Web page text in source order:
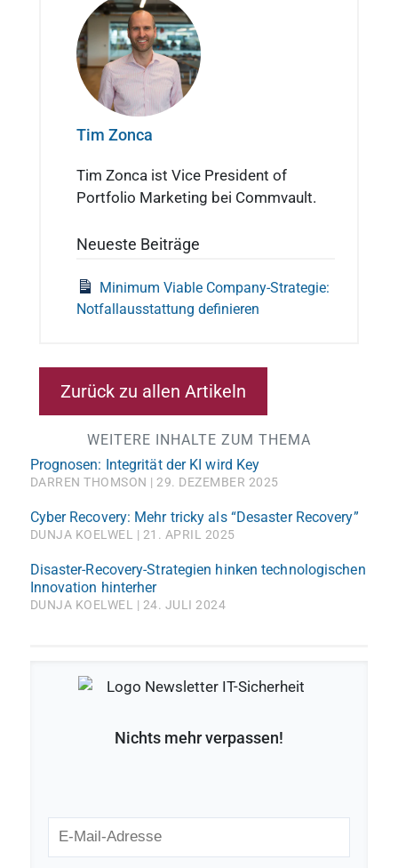
Tim Zonca
Tim Zonca ist Vice President of
Portfolio Marketing bei Commvault.
Neueste Beiträge
Minimum Viable Company-Strategie:
Notfallausstattung definieren
Zurück zu allen Artikeln
WEITERE INHALTE ZUM THEMA
Prognosen: Integrität der KI wird Key
DARREN THOMSON 29. DEZEMBER 2025
Cyber Recovery: Mehr tricky als “Desaster Recovery”
DUNJA KOELWEL 21. APRIL 2025
Disaster-Recovery-Strategien hinken technologischen
Innovation hinterher
DUNJA KOELWEL 24. JULI 2024
Nichts mehr verpassen!